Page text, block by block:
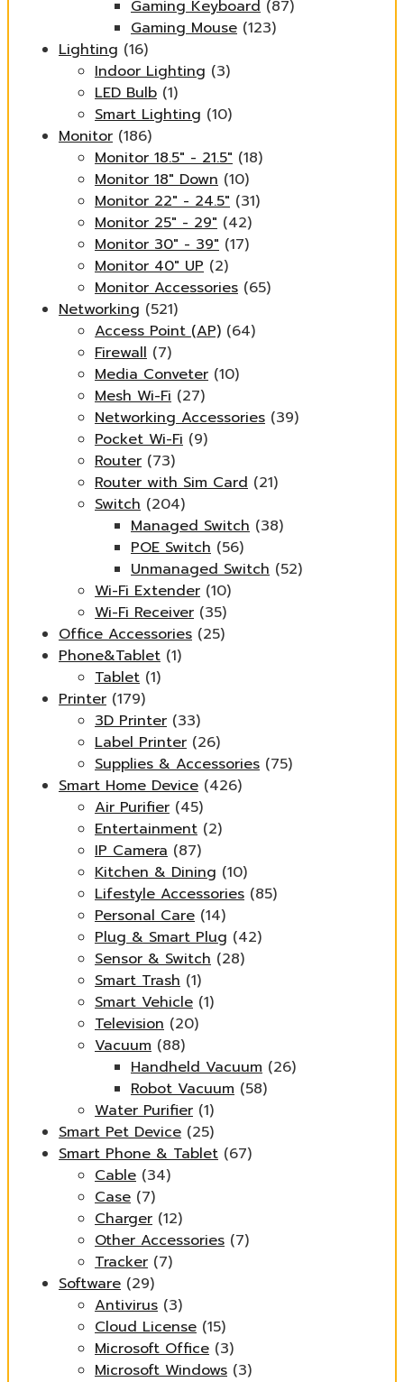
Gaming Keyboard (87)
Gaming Mouse (123)
Lighting (16)
Indoor Lighting (3)
LED Bulb (1)
Smart Lighting (10)
Monitor (186)
Monitor 18.5" - 21.5" (18)
Monitor 18" Down (10)
Monitor 22" - 24.5" (31)
Monitor 25" - 29" (42)
Monitor 30" - 39" (17)
Monitor 40" UP (2)
Monitor Accessories (65)
Networking (521)
Access Point (AP) (64)
Firewall (7)
Media Conveter (10)
Mesh Wi-Fi (27)
Networking Accessories (39)
Pocket Wi-Fi (9)
Router (73)
Router with Sim Card (21)
Switch (204)
Managed Switch (38)
POE Switch (56)
Unmanaged Switch (52)
Wi-Fi Extender (10)
Wi-Fi Receiver (35)
Office Accessories (25)
Phone&Tablet (1)
Tablet (1)
Printer (179)
3D Printer (33)
Label Printer (26)
Supplies & Accessories (75)
Smart Home Device (426)
Air Purifier (45)
Entertainment (2)
IP Camera (87)
Kitchen & Dining (10)
Lifestyle Accessories (85)
Personal Care (14)
Plug & Smart Plug (42)
Sensor & Switch (28)
Smart Trash (1)
Smart Vehicle (1)
Television (20)
Vacuum (88)
Handheld Vacuum (26)
Robot Vacuum (58)
Water Purifier (1)
Smart Pet Device (25)
Smart Phone & Tablet (67)
Cable (34)
Case (7)
Charger (12)
Other Accessories (7)
Tracker (7)
Software (29)
Antivirus (3)
Cloud License (15)
Microsoft Office (3)
Microsoft Windows (3)